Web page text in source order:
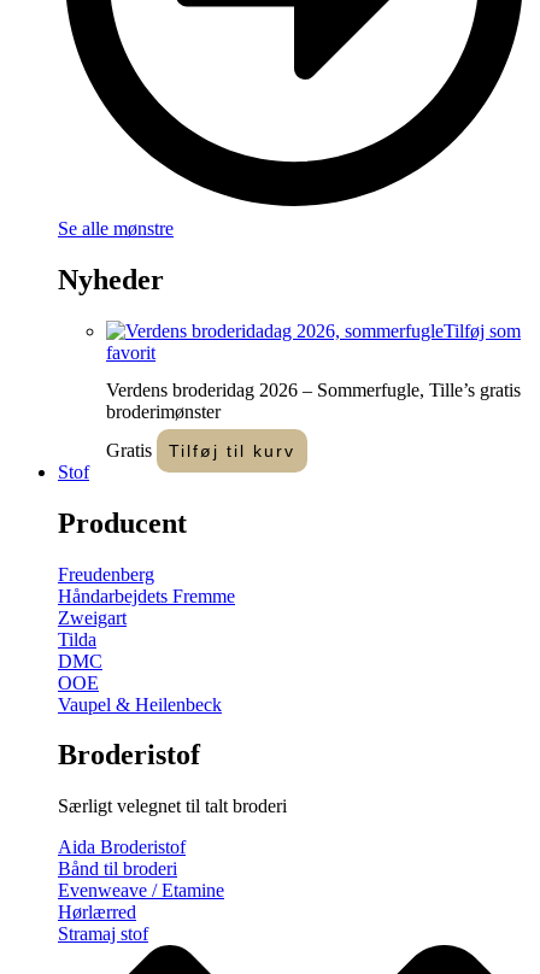
Se alle mønstre
Nyheder
Tilføj som
favorit
Verdens broderidag 2026 – Sommerfugle, Tille’s gratis
broderimønster
Gratis
Tilføj til kurv
Stof
Producent
Freudenberg
Håndarbejdets Fremme
Zweigart
Tilda
DMC
OOE
Vaupel & Heilenbeck
Broderistof
Særligt velegnet til talt broderi
Aida Broderistof
Bånd til broderi
Evenweave / Etamine
Hørlærred
Stramaj stof